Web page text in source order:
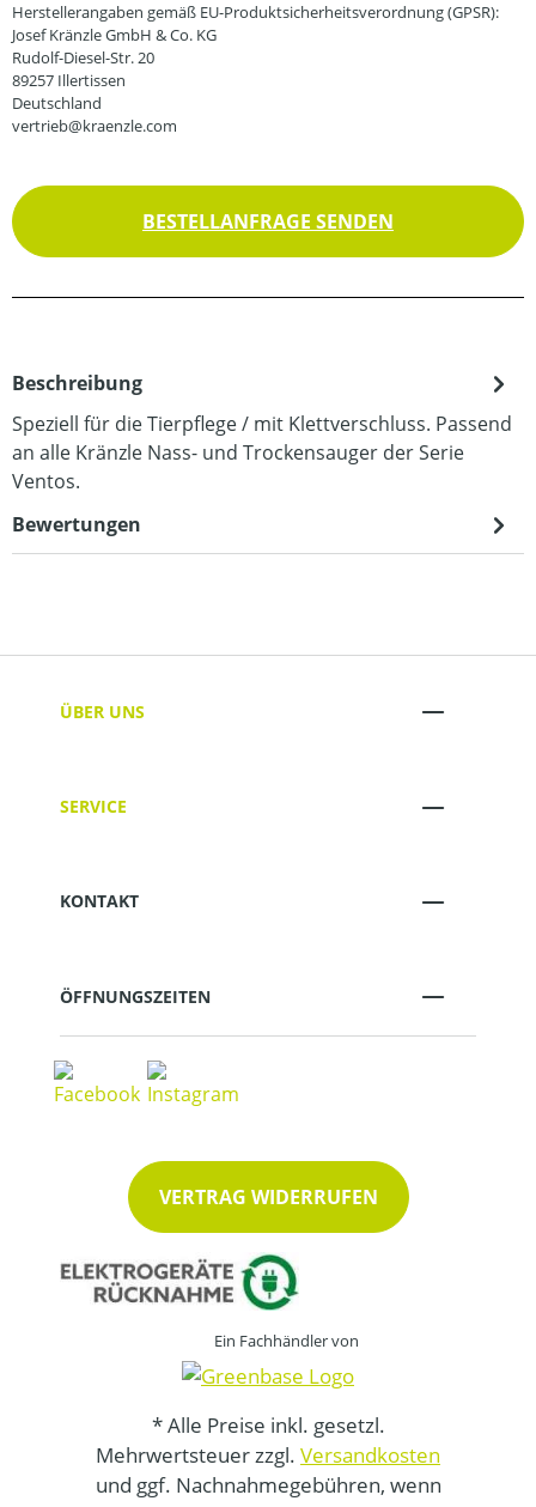
Herstellerangaben gemäß EU-Produktsicherheitsverordnung (GPSR):
Josef Kränzle GmbH & Co. KG
Rudolf-Diesel-Str. 20
89257 Illertissen
Deutschland
vertrieb@kraenzle.com
BESTELLANFRAGE SENDEN
Beschreibung
Speziell für die Tierpflege / mit Klettverschluss. Passend
an alle Kränzle Nass- und Trockensauger der Serie
Ventos.
Bewertungen
ÜBER UNS
SERVICE
KONTAKT
ÖFFNUNGSZEITEN
VERTRAG WIDERRUFEN
Ein Fachhändler von
* Alle Preise inkl. gesetzl.
Mehrwertsteuer zzgl. Versandkosten
und ggf. Nachnahmegebühren, wenn